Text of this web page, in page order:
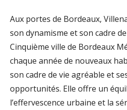
Aux portes de Bordeaux,
son dynamisme et son cadre
Cinquième ville de Bordeaux
chaque année de nouveaux
son cadre de vie agréable et
opportunités. Elle offre un
l’effervescence urbaine et la